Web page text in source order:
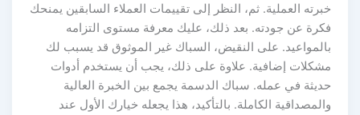
خبرته العملية. ثم، النظر إلى تقييمات العملاء السابقين يمنحك
فكرة عن جودته. بعد ذلك، عليك معرفة مستوى التزامه
بالمواعيد. على النقيض، السباك غير الموثوق قد يسبب لك
مشكلات إضافية. علاوة على ذلك، يجب أن يستخدم أدوات
حديثة في عمله. سباك الدسمة يجمع بين الخبرة العالية
والمصداقية الكاملة. بالتأكيد، هذا يجعله خيارك الأول عند